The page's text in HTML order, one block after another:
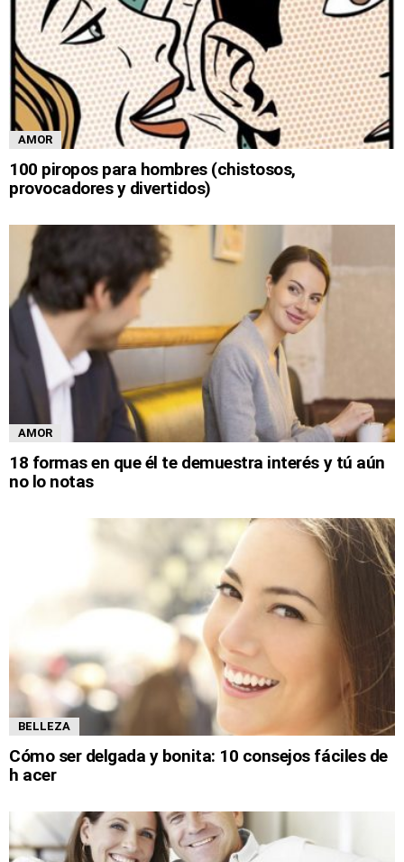
AMOR
100 piropos para hombres (chistosos,
provocadores y divertidos)
AMOR
18 formas en que él te demuestra interés y tú aún
no lo notas
BELLEZA
Cómo ser delgada y bonita: 10 consejos fáciles de
h acer